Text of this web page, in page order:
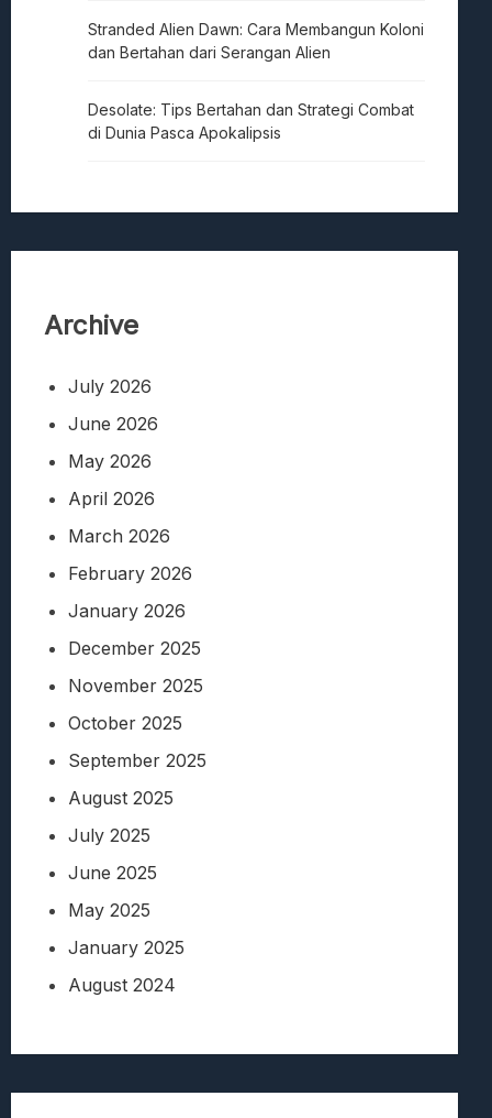
Stranded Alien Dawn: Cara Membangun Koloni
dan Bertahan dari Serangan Alien
Desolate: Tips Bertahan dan Strategi Combat
di Dunia Pasca Apokalipsis
Archive
July 2026
June 2026
May 2026
April 2026
March 2026
February 2026
January 2026
December 2025
November 2025
October 2025
September 2025
August 2025
July 2025
June 2025
May 2025
January 2025
August 2024